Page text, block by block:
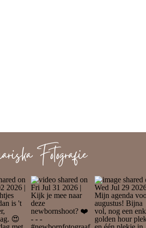
Fotografie